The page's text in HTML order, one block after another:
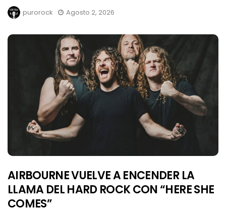
purorock Agosto 2, 2026
AIRBOURNE VUELVE A ENCENDER LA
LLAMA DEL HARD ROCK CON “HERE SHE
COMES”